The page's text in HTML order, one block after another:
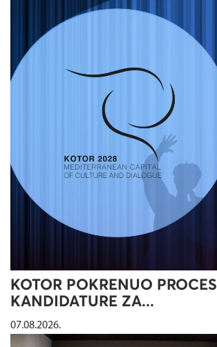
KOTOR POKRENUO PROCES
KANDIDATURE ZA...
07.08.2026.